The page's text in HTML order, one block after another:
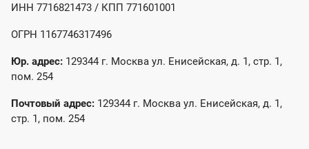
ИНН 7716821473 / КПП 771601001
ОГРН 1167746317496
Юр. адрес: 129344 г. Москва ул. Енисейская, д. 1, стр. 1,
пом. 254
Почтовый адрес: 129344 г. Москва ул. Енисейская, д. 1,
стр. 1, пом. 254